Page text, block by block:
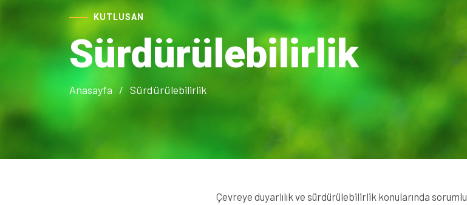
KUTLUSAN
Sürdürülebilirlik
Anasayfa Sürdürülebilirlik
Çevreye duyarlılık ve sürdürülebilirlik konularında